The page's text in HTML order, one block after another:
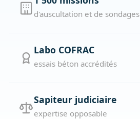
d'auscultation et de sondages
Labo COFRAC
essais béton accrédités
Sapiteur judiciaire
expertise opposable